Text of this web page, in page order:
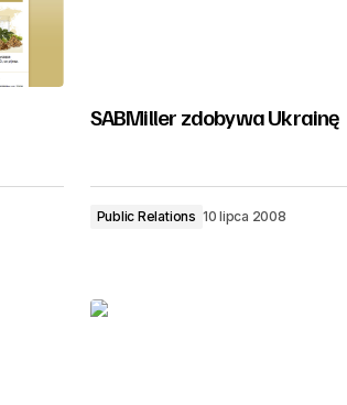
SABMiller zdobywa Ukrainę
Public Relations 10 lipca 2008